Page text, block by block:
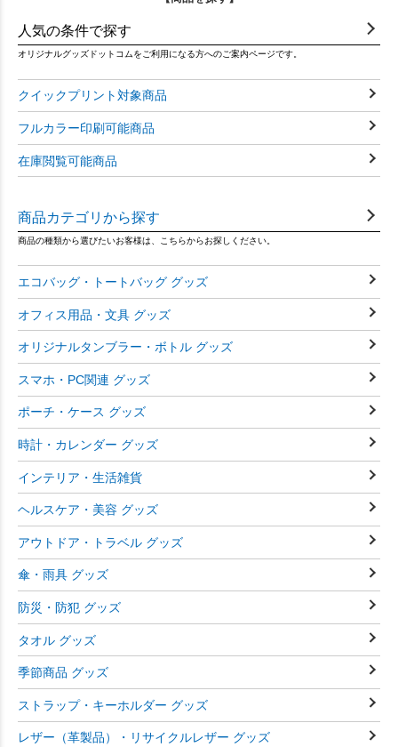
人気の条件で探す
オリジナルグッズドットコムをご利用になる方へのご案内ページです。
クイックプリント対象商品
フルカラー印刷可能商品
在庫閲覧可能商品
商品カテゴリから探す
商品の種類から選びたいお客様は、こちらからお探しください。
エコバッグ・トートバッグ グッズ
オフィス用品・文具 グッズ
オリジナルタンブラー・ボトル グッズ
スマホ・PC関連 グッズ
ポーチ・ケース グッズ
時計・カレンダー グッズ
インテリア・生活雑貨
ヘルスケア・美容 グッズ
アウトドア・トラベル グッズ
傘・雨具 グッズ
防災・防犯 グッズ
タオル グッズ
季節商品 グッズ
ストラップ・キーホルダー グッズ
レザー（革製品）・リサイクルレザー グッズ